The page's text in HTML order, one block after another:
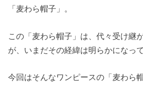
「麦わら帽子」。
この「麦わら帽子」は、代々受け継
が、いまだその経緯は明らかになっ
今回はそんなワンピースの「麦わら